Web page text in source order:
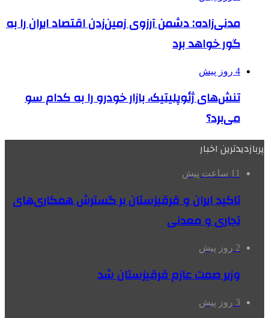
مدنی‌زاده: دشمن آرزوی زمین‌زدن اقتصاد ایران را به
گور خواهد برد
4 روز پیش
تنش‌های ژئوپلیتیک، بازار خودرو را به کدام سو
می‌برد؟
پربازدیدترین اخبار
11 ساعت پیش
تاکید ایران و قرقیزستان بر گسترش همکاری‌های
تجاری و معدنی
2 روز پیش
وزیر صمت عازم قرقیزستان شد
3 روز پیش